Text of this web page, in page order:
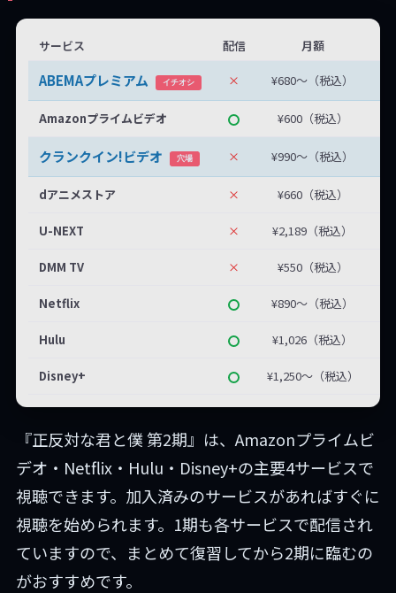
サービス 配信 月額
ABEMAプレミアム イチオシ × ¥680〜（税込）
Amazonプライムビデオ ¥600（税込）
クランクイン!ビデオ 穴場 × ¥990〜（税込）
dアニメストア × ¥660（税込）
U-NEXT × ¥2,189（税込）
DMM TV × ¥550（税込）
Netflix ¥890〜（税込）
Hulu ¥1,026（税込）
Disney+ ¥1,250〜（税込）
『正反対な君と僕 第2期』は、Amazonプライムビ
デオ・Netflix・Hulu・Disney+の主要4サービスで
視聴できます。加入済みのサービスがあればすぐに
視聴を始められます。1期も各サービスで配信され
ていますので、まとめて復習してから2期に臨むの
がおすすめです。